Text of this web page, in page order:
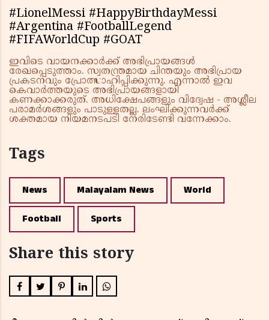
#LionelMessi #HappyBirthdayMessi
#Argentina #FootballLegend
#FIFAWorldCup #GOAT
ഇവിടെ വായനക്കാർക്ക് അഭിപ്രായങ്ങൾ
രേഖപ്പെടുത്താം. സ്വതന്ത്രമായ ചിന്തയും അഭിപ്രായ
പ്രകടനവും പ്രോത്സാഹിപ്പിക്കുന്നു. എന്നാൽ ഇവ
കെവാർത്തയുടെ അഭിപ്രായങ്ങളായി
കണക്കാക്കരുത്. അധിക്ഷേപങ്ങളും വിദ്വേഷ - അശ്ലീല
പരാമർശങ്ങളും പാടുള്ളതല്ല. ലംഘിക്കുന്നവർക്ക്
ശക്തമായ നിയമനടപടി നേരിടേണ്ടി വന്നേക്കാം.
Tags
News Malayalam News World
Football Sports
Share this story